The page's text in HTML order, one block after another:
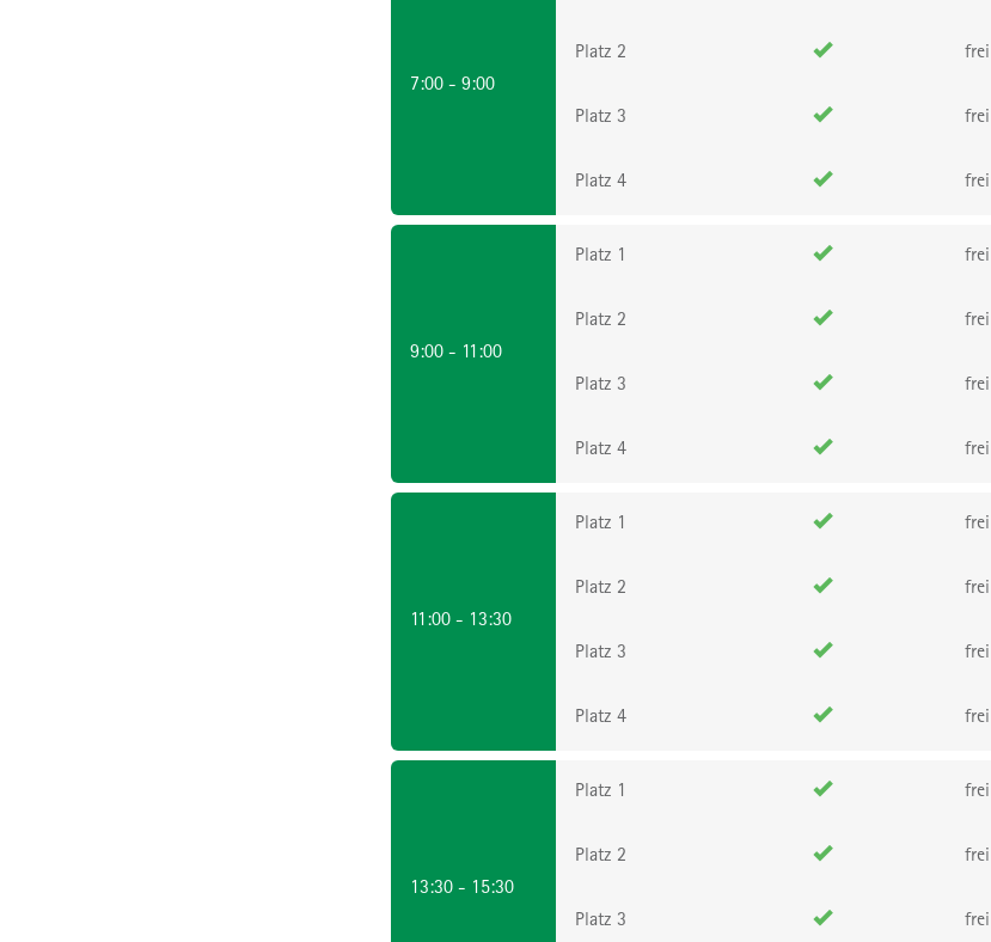
7:00 - 9:00
Platz 2 frei
Platz 3 frei
Platz 4 frei
9:00 - 11:00
Platz 1 frei
Platz 2 frei
Platz 3 frei
Platz 4 frei
11:00 - 13:30
Platz 1 frei
Platz 2 frei
Platz 3 frei
Platz 4 frei
13:30 - 15:30
Platz 1 frei
Platz 2 frei
Platz 3 frei